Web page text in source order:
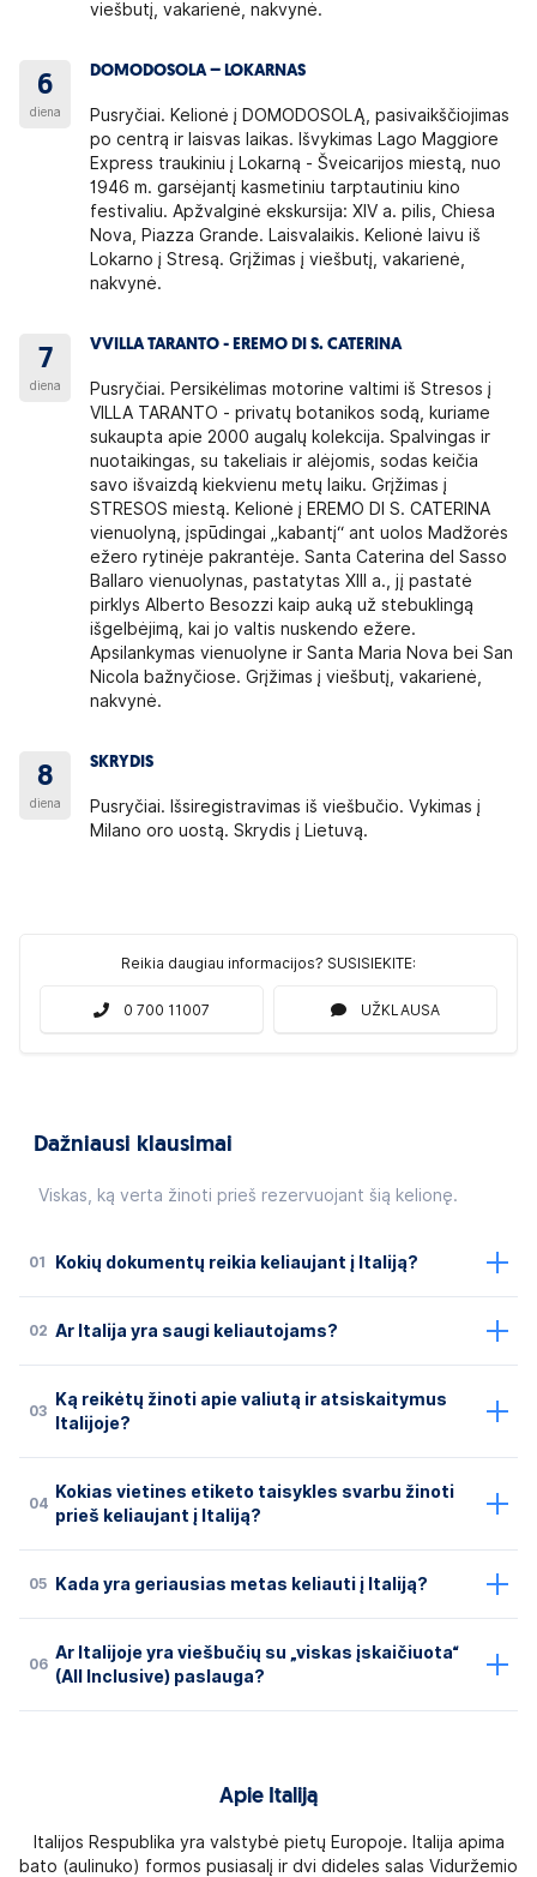
viešbutį, vakarienė, nakvynė.
6
diena
DOMODOSOLA – LOKARNAS
Pusryčiai. Kelionė į DOMODOSOLĄ, pasivaikščiojimas
po centrą ir laisvas laikas. Išvykimas Lago Maggiore
Express traukiniu į Lokarną - Šveicarijos miestą, nuo
1946 m. garsėjantį kasmetiniu tarptautiniu kino
festivaliu. Apžvalginė ekskursija: XIV a. pilis, Chiesa
Nova, Piazza Grande. Laisvalaikis. Kelionė laivu iš
Lokarno į Stresą. Grįžimas į viešbutį, vakarienė,
nakvynė.
7
diena
VVILLA TARANTO - EREMO DI S. CATERINA
Pusryčiai. Persikėlimas motorine valtimi iš Stresos į
VILLA TARANTO - privatų botanikos sodą, kuriame
sukaupta apie 2000 augalų kolekcija. Spalvingas ir
nuotaikingas, su takeliais ir alėjomis, sodas keičia
savo išvaizdą kiekvienu metų laiku. Grįžimas į
STRESOS miestą. Kelionė į EREMO DI S. CATERINA
vienuolyną, įspūdingai „kabantį“ ant uolos Madžorės
ežero rytinėje pakrantėje. Santa Caterina del Sasso
Ballaro vienuolynas, pastatytas XIII a., jį pastatė
pirklys Alberto Besozzi kaip auką už stebuklingą
išgelbėjimą, kai jo valtis nuskendo ežere.
Apsilankymas vienuolyne ir Santa Maria Nova bei San
Nicola bažnyčiose. Grįžimas į viešbutį, vakarienė,
nakvynė.
8
diena
SKRYDIS
Pusryčiai. Išsiregistravimas iš viešbučio. Vykimas į
Milano oro uostą. Skrydis į Lietuvą.
Reikia daugiau informacijos? SUSISIEKITE:
0 700 11007 UŽKLAUSA
Dažniausi klausimai
Viskas, ką verta žinoti prieš rezervuojant šią kelionę.
01 Kokių dokumentų reikia keliaujant į Italiją?
02 Ar Italija yra saugi keliautojams?
03
Ką reikėtų žinoti apie valiutą ir atsiskaitymus
Italijoje?
04
Kokias vietines etiketo taisykles svarbu žinoti
prieš keliaujant į Italiją?
05 Kada yra geriausias metas keliauti į Italiją?
06
Ar Italijoje yra viešbučių su „viskas įskaičiuota“
(All Inclusive) paslauga?
Apie Italiją
Italijos Respublika yra valstybė pietų Europoje. Italija apima
bato (aulinuko) formos pusiasalį ir dvi dideles salas Viduržemio